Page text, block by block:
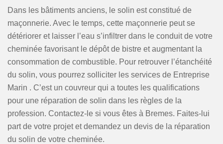
Dans les bâtiments anciens, le solin est constitué de
maçonnerie. Avec le temps, cette maçonnerie peut se
détériorer et laisser l’eau s’infiltrer dans le conduit de votre
cheminée favorisant le dépôt de bistre et augmentant la
consommation de combustible. Pour retrouver l’étanchéité
du solin, vous pourrez solliciter les services de Entreprise
Marin . C’est un couvreur qui a toutes les qualifications
pour une réparation de solin dans les règles de la
profession. Contactez-le si vous êtes à Bremes. Faites-lui
part de votre projet et demandez un devis de la réparation
du solin de votre cheminée.